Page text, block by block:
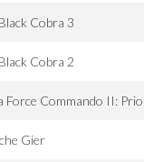
Cobra 3
Cobra 2
Force Commando II:
Gier